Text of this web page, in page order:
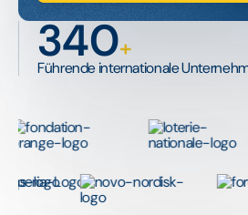
340+
Führende internationale